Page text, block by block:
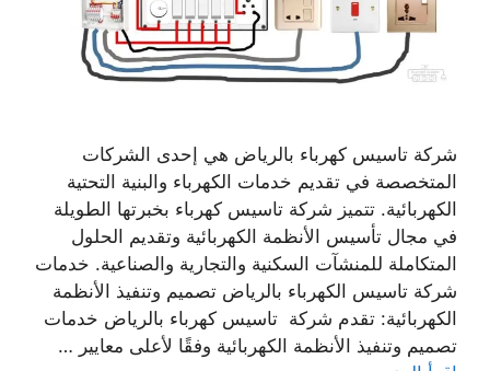
شركة تاسيس كهرباء بالرياض هي إحدى الشركات
المتخصصة في تقديم خدمات الكهرباء والبنية التحتية
الكهربائية. تتميز شركة تاسيس كهرباء بخبرتها الطويلة
في مجال تأسيس الأنظمة الكهربائية وتقديم الحلول
المتكاملة للمنشآت السكنية والتجارية والصناعية. خدمات
شركة تاسيس الكهرباء بالرياض تصميم وتنفيذ الأنظمة
الكهربائية: تقدم شركة تاسيس كهرباء بالرياض خدمات
تصميم وتنفيذ الأنظمة الكهربائية وفقًا لأعلى معايير …